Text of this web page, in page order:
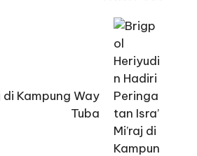
di Kampung Way
Tuba